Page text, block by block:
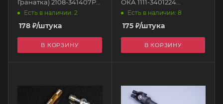
Гранатка) 2108-341407Р
БМРТ
Есть в наличии: 2
178 ₽/штука
В КОРЗИНУ
ОКА 1111-3401224
Автолайн
Есть в наличии: 8
175₽/штука
В КОРЗИНУ